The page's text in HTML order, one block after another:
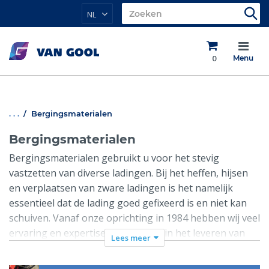
NL
0 Menu
. . . Bergingsmaterialen
Bergingsmaterialen
Bergingsmaterialen gebruikt u voor het stevig
vastzetten van diverse ladingen. Bij het heffen, hijsen
en verplaatsen van zware ladingen is het namelijk
essentieel dat de lading goed gefixeerd is en niet kan
schuiven. Vanaf onze oprichting in 1984 hebben wij veel
ervaring en expertise opgebouwd in het leveren van
hef- en hijsmaterialen aan bouw- en kraanbedrijven,
transport en offshore. Wij zijn gespecialiseerd in
Lees meer